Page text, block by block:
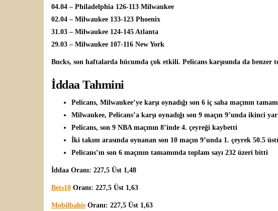
04.04 – Philadelphia 126-113 Milwaukee
02.04 – Milwaukee 133-123 Phoenix
31.03 – Milwaukee 124-145 Atlanta
29.03 – Milwaukee 107-116 New York
Bucks, son haftalarda hücumda çok etkili. Pelicans karşısında da benzer
İddaa Tahmini
Pelicans, Milwaukee’ye karşı oynadığı son 6 iç saha maçının
Milwaukee, Pelicans’a karşı oynadığı son 9 maçın 9’unda ikinci
Pelicans, son 9 NBA maçının 8’inde 4. çeyreği kaybetti
İki takım arasında oynanan son 10 maçın 9’unda 1. çeyrek 50.5
Pelicans’ın son 6 maçının tamamında toplam sayı 232 üzeri bitti
İddaa Oranı: 227,5 Üst 1,48
Bets10 Oranı: 227,5 Üst 1,63
Mobilbahis Oranı: 227,5 Üst 1,63